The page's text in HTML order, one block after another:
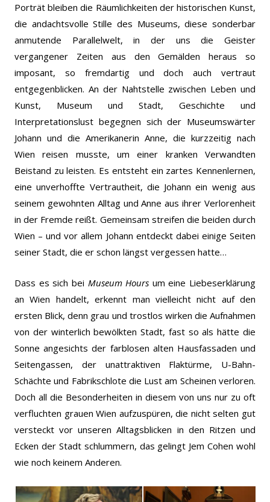
Porträt bleiben die Räumlichkeiten der historischen Kunst,
die andachtsvolle Stille des Museums, diese sonderbar
anmutende Parallelwelt, in der uns die Geister
vergangener Zeiten aus den Gemälden heraus so
imposant, so fremdartig und doch auch vertraut
entgegenblicken. An der Nahtstelle zwischen Leben und
Kunst, Museum und Stadt, Geschichte und
Interpretationslust begegnen sich der Museumswärter
Johann und die Amerikanerin Anne, die kurzzeitig nach
Wien reisen musste, um einer kranken Verwandten
Beistand zu leisten. Es entsteht ein zartes Kennenlernen,
eine unverhoffte Vertrautheit, die Johann ein wenig aus
seinem gewohnten Alltag und Anne aus ihrer Verlorenheit
in der Fremde reißt. Gemeinsam streifen die beiden durch
Wien – und vor allem Johann entdeckt dabei einige Seiten
seiner Stadt, die er schon längst vergessen hatte…
Dass es sich bei Museum Hours um eine Liebeserklärung
an Wien handelt, erkennt man vielleicht nicht auf den
ersten Blick, denn grau und trostlos wirken die Aufnahmen
von der winterlich bewölkten Stadt, fast so als hätte die
Sonne angesichts der farblosen alten Hausfassaden und
Seitengassen, der unattraktiven Flaktürme, U-Bahn-
Schächte und Fabrikschlote die Lust am Scheinen verloren.
Doch all die Besonderheiten in diesem von uns nur zu oft
verfluchten grauen Wien aufzuspüren, die nicht selten gut
versteckt vor unseren Alltagsblicken in den Ritzen und
Ecken der Stadt schlummern, das gelingt Jem Cohen wohl
wie noch keinem Anderen.